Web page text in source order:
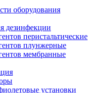
оборудования
дезинфекции
перистальтические
плунжерные
мембранные
установки